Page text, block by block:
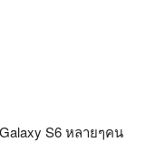
S6 หลายๆคน